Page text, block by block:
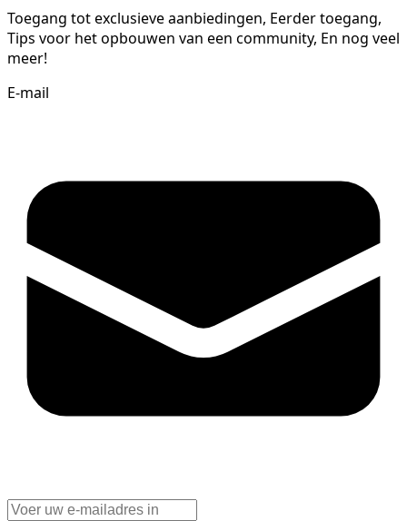
Toegang tot exclusieve aanbiedingen, Eerder toegang,
Tips voor het opbouwen van een community, En nog veel
meer!
E-mail